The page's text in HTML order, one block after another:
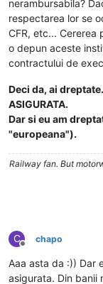
nerambursabila?
respectarea lor se
CFR, etc...
o depun aceste
contractului de
Deci da, ai dreptate.
ASIGURATA.
Dar si eu am
"europeana").
Railway fan. But
C
Deconectat
chapo
Aaa asta da :)) Dar
asigurata. Din banii